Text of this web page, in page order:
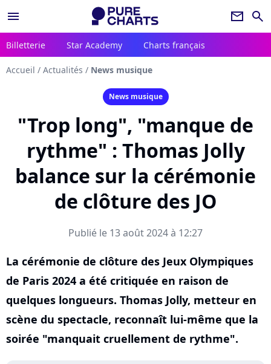
menu newsletter search
Billetterie Star Academy Charts français
Accueil / Actualités / News musique
News musique
"Trop long", "manque de
rythme" : Thomas Jolly
balance sur la cérémonie
de clôture des JO
Publié le 13 août 2024 à 12:27
La cérémonie de clôture des Jeux Olympiques
de Paris 2024 a été critiquée en raison de
quelques longueurs. Thomas Jolly, metteur en
scène du spectacle, reconnaît lui-même que la
soirée "manquait cruellement de rythme".